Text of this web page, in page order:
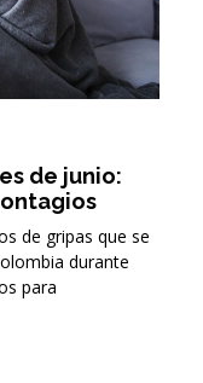
de junio:
de gripas que se
durante
para